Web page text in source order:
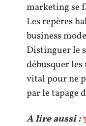
marketing se
Les repères
business
Distinguer le
débusquer les
vital pour ne
par le tapage
A lire aussi :